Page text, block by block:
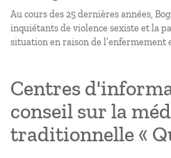
Au cours des 25 dernières années,
inquiétants de violence sexiste et la
situation en raison de l’enfermement
Centres
conseil sur la
traditionnelle «